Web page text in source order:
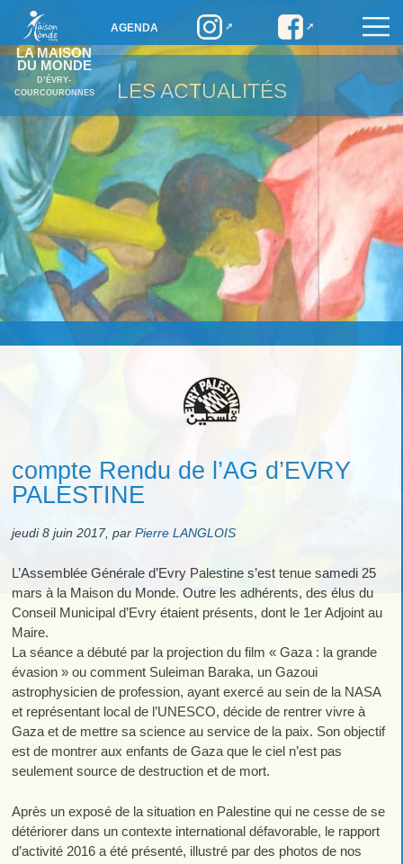
LA MAISON
DU MONDE
D’ÉVRY-
COURCOURONNES
AGENDA
LES ACTUALITÉS
compte Rendu de l’AG d’EVRY
PALESTINE
jeudi 8 juin 2017, par Pierre LANGLOIS
L’Assemblée Générale d’Evry Palestine s’est tenue samedi 25
mars à la Maison du Monde. Outre les adhérents, des élus du
Conseil Municipal d’Evry étaient présents, dont le 1er Adjoint au
Maire.
La séance a débuté par la projection du film « Gaza : la grande
évasion » ou comment Suleiman Baraka, un Gazoui
astrophysicien de profession, ayant exercé au sein de la NASA
et représentant local de l’UNESCO, décide de rentrer vivre à
Gaza et de mettre sa science au service de la paix. Son objectif
est de montrer aux enfants de Gaza que le ciel n’est pas
seulement source de destruction et de mort.
Après un exposé de la situation en Palestine qui ne cesse de se
détériorer dans un contexte international défavorable, le rapport
d’activité 2016 a été présenté, illustré par des photos de nos